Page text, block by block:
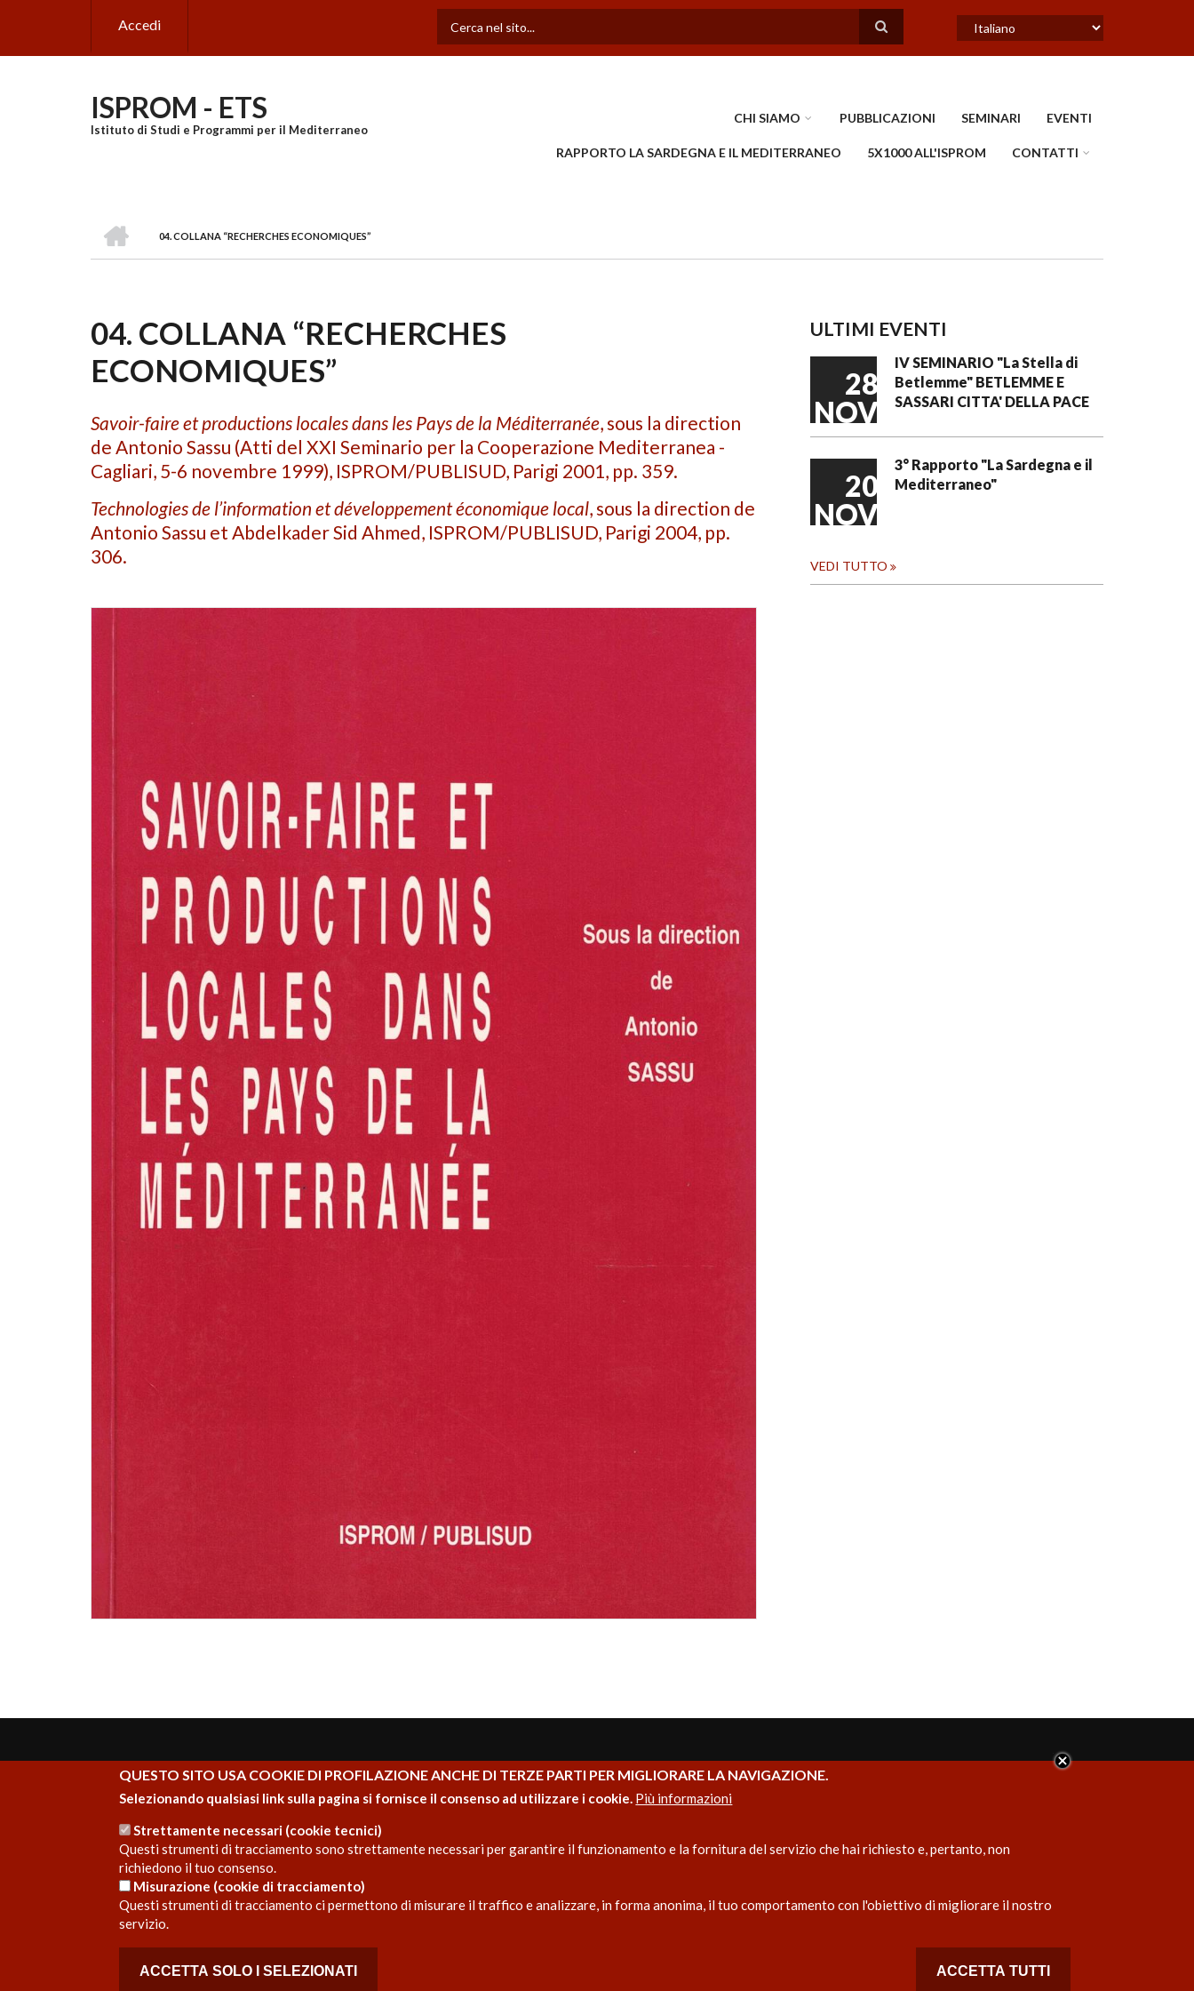
Accedi
Select
ISPROM - ETS
Istituto di Studi e Programmi per il Mediterraneo
CHI SIAMO PUBBLICAZIONI SEMINARI EVENTI
RAPPORTO LA SARDEGNA E IL MEDITERRANEO 5X1000 ALL'ISPROM CONTATTI
BRICIOLE
PANE
04. COLLANA “RECHERCHES ECONOMIQUES”
04. COLLANA “RECHERCHES
ECONOMIQUES”
Savoir-faire et productions locales dans les Pays de la Méditerranée, sous la direction
de Antonio Sassu (Atti del XXI Seminario per la Cooperazione Mediterranea -
Cagliari, 5-6 novembre 1999), ISPROM/PUBLISUD, Parigi 2001, pp. 359.
Technologies de l’information et développement économique local, sous la direction de
Antonio Sassu et Abdelkader Sid Ahmed, ISPROM/PUBLISUD, Parigi 2004, pp.
306.
ULTIMI EVENTI
28
NOV
IV SEMINARIO "La Stella di
Betlemme" BETLEMME E
SASSARI CITTA' DELLA PACE
20
NOV
3° Rapporto "La Sardegna e il
Mediterraneo"
VEDI TUTTO
ISPROM - ETS
Istituto di Studi e Programmi per il
Mediterraneo
RISORSE
Seminari
ARTICOLI
Notizie Contatti
Copyright © 2020 - ISPROM - ETS
QUESTO SITO USA COOKIE DI PROFILAZIONE ANCHE DI TERZE PARTI PER MIGLIORARE LA NAVIGAZIONE.
Selezionando qualsiasi link sulla pagina si fornisce il consenso ad utilizzare i cookie. Più informazioni
Strettamente necessari (cookie tecnici)
Questi strumenti di tracciamento sono strettamente necessari per garantire il funzionamento e la fornitura del servizio che hai richiesto e, pertanto, non
richiedono il tuo consenso.
Misurazione (cookie di tracciamento)
Questi strumenti di tracciamento ci permettono di misurare il traffico e analizzare, in forma anonima, il tuo comportamento con l'obiettivo di migliorare il nostro
servizio.
ACCETTA SOLO I SELEZIONATI ACCETTA TUTTI